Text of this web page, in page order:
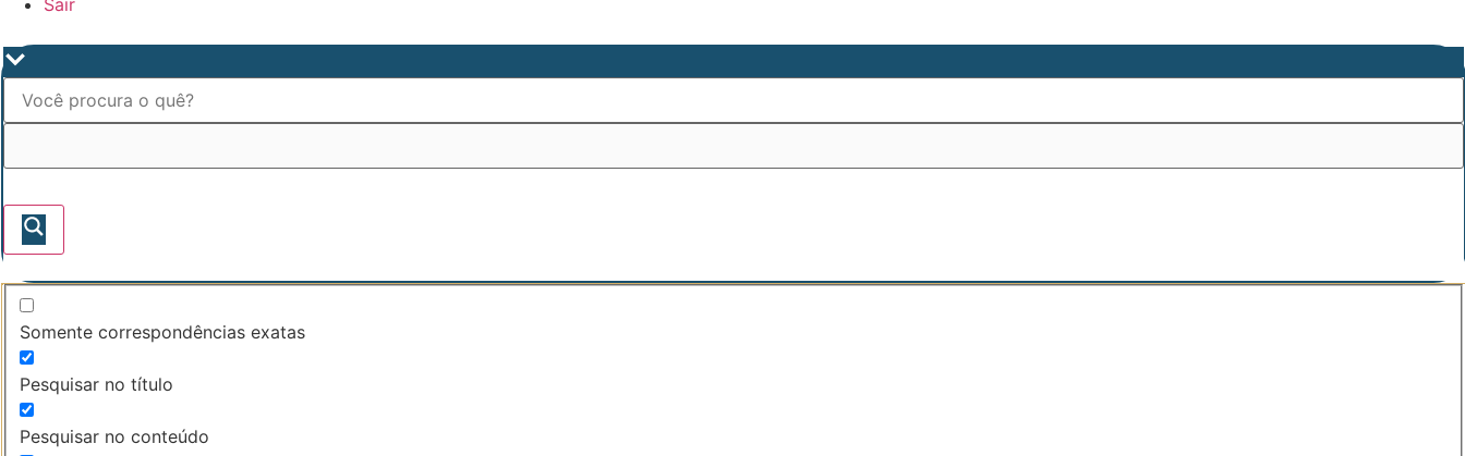
Sair
Somente correspondências exatas
Pesquisar no título
Pesquisar no conteúdo